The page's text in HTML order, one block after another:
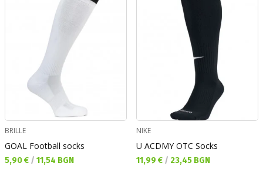
BRILLE
GOAL Football socks
Текуща цена:
5,90 € / 11,54 BGN
NIKE
U ACDMY OTC Socks
Текуща цена:
11,99 € / 23,45 BGN